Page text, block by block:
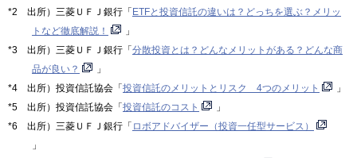
*2 出所）三菱ＵＦＪ銀行「 ETFと投資信託の違いは？どっちを選ぶ？メリッ
トなど徹底解説！
」
*3 出所）三菱ＵＦＪ銀行「 分散投資とは？どんなメリットがある？どんな商
品が良い？
」
*4 出所）投資信託協会「 投資信託のメリットとリスク 4つのメリット
」
*5 出所）投資信託協会「 投資信託のコスト
」
*6 出所）三菱ＵＦＪ銀行「 ロボアドバイザー（投資一任型サービス）
」